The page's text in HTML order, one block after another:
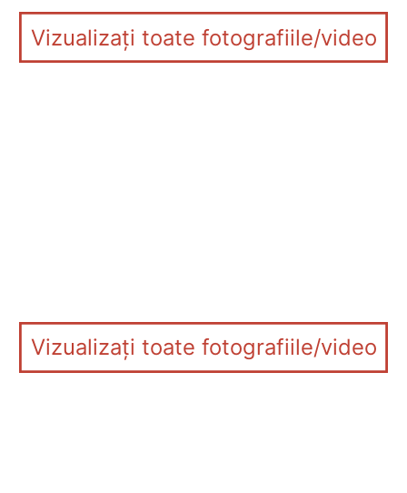
Vizualizați toate fotografiile/video
Vizualizați toate fotografiile/video